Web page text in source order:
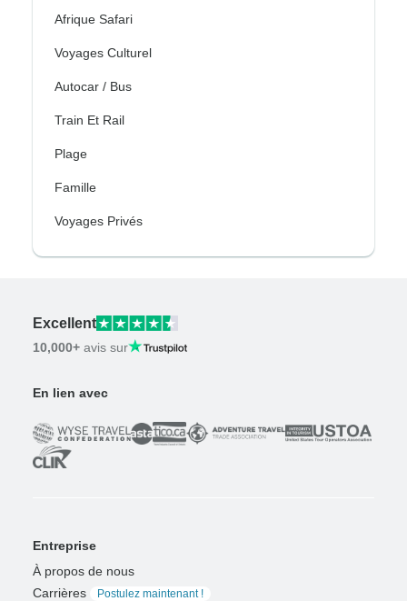
Afrique Safari
Voyages Culturel
Autocar / Bus
Train Et Rail
Plage
Famille
Voyages Privés
Excellent
10,000+ avis sur
En lien avec
Entreprise
À propos de nous
Carrières
Postulez maintenant !